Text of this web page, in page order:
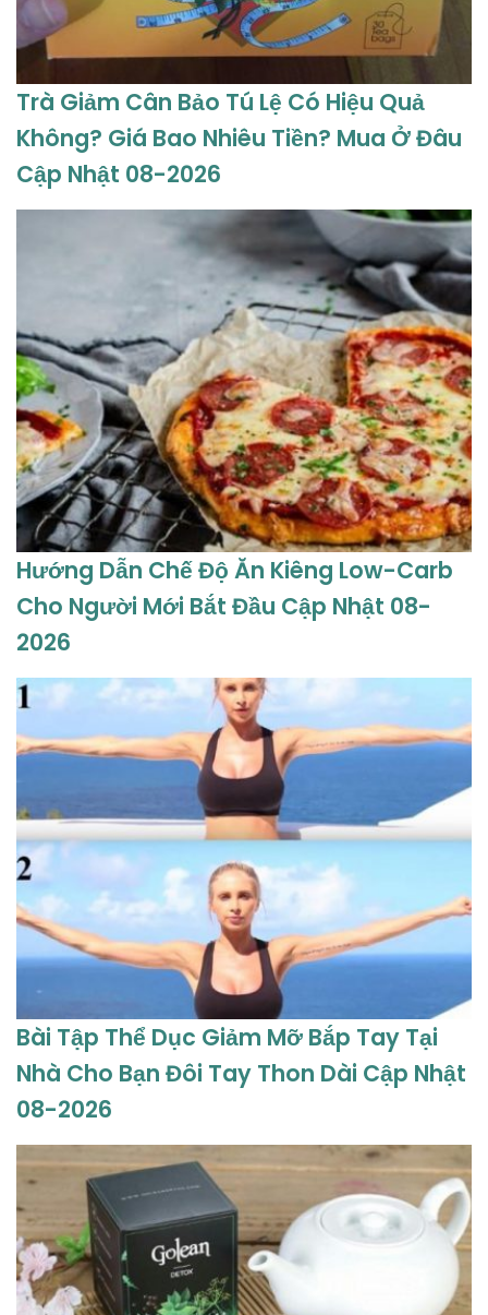
Trà Giảm Cân Bảo Tú Lệ Có Hiệu Quả
Không? Giá Bao Nhiêu Tiền? Mua Ở Đâu
Cập Nhật 08-2026
Hướng Dẫn Chế Độ Ăn Kiêng Low-Carb
Cho Người Mới Bắt Đầu Cập Nhật 08-
2026
Bài Tập Thể Dục Giảm Mỡ Bắp Tay Tại
Nhà Cho Bạn Đôi Tay Thon Dài Cập Nhật
08-2026